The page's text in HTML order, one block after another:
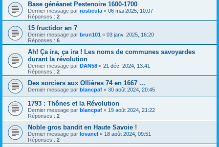
Base généanet Pestenoire 1600-1700
Dernier message par rusticula « 06 mai 2025, 10:07
Réponses : 2
15 fructidor an 7
Dernier message par brun101 « 03 janv. 2025, 16:20
Réponses : 6
Ah! Ça ira, ça ira ! Les noms de communes savoyardes
durant la révolution
Dernier message par DAN58 « 21 déc. 2024, 13:41
Réponses : 2
Des sorciers aux Ollières 74 en 1667 ...
Dernier message par blancpaf « 30 août 2024, 20:45
1793 : Thônes et la Révolution
Dernier message par blancpaf « 19 août 2024, 21:22
Réponses : 2
Noble gros bandit en Haute Savoie !
Dernier message par lovanel « 18 août 2024, 09:51
Réponses : 2